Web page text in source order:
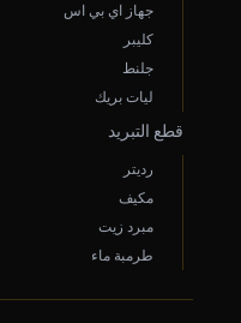
جهاز اي بي اس
كليبر
جلنط
ليات بريك
قطع التبريد
رديتر
مكيف
مبرد زيت
طرمبة ماء